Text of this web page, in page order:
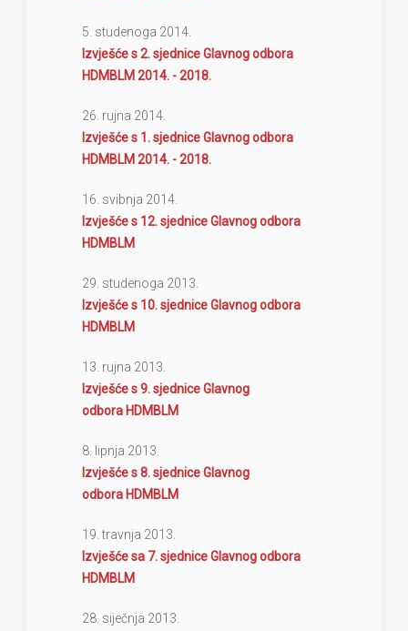
5. studenoga 2014.
Izvješće s 2. sjednice Glavnog odbora
HDMBLM 2014. - 2018.
26. rujna 2014.
Izvješće s 1. sjednice Glavnog odbora
HDMBLM 2014. - 2018.
16. svibnja 2014.
Izvješće s 12. sjednice Glavnog odbora
HDMBLM
29. studenoga 2013.
Izvješće s 10. sjednice Glavnog odbora
HDMBLM
13. rujna 2013.
Izvješće s 9. sjednice Glavnog
odbora HDMBLM
8. lipnja 2013.
Izvješće s 8. sjednice Glavnog
odbora HDMBLM
19. travnja 2013.
Izvješće sa 7. sjednice Glavnog odbora
HDMBLM
28. siječnja 2013.